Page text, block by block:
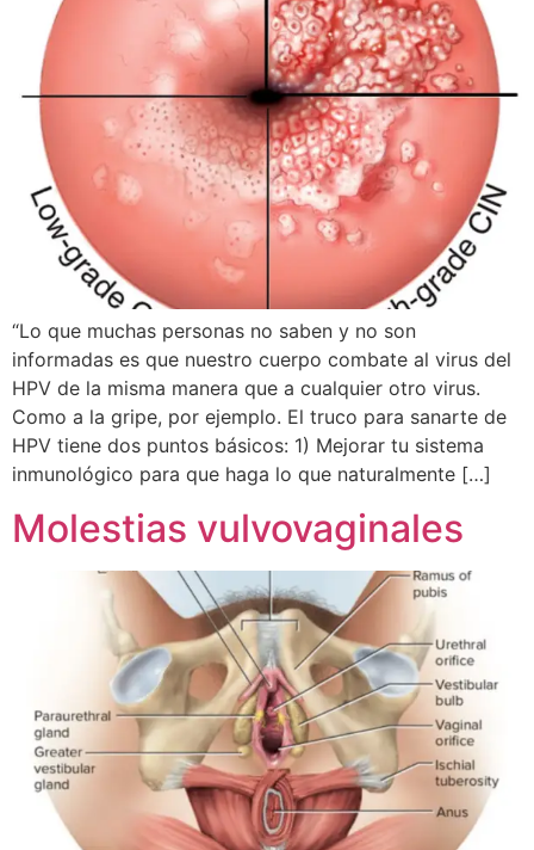
“Lo que muchas personas no saben y no son
informadas es que nuestro cuerpo combate al virus del
HPV de la misma manera que a cualquier otro virus.
Como a la gripe, por ejemplo. El truco para sanarte de
HPV tiene dos puntos básicos: 1) Mejorar tu sistema
inmunológico para que haga lo que naturalmente […]
Molestias vulvovaginales